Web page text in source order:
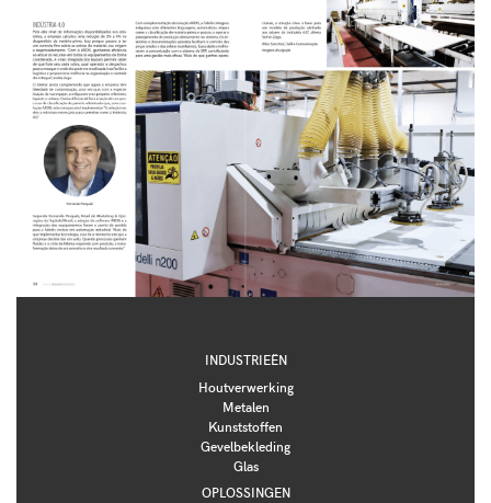
INDUSTRIEËN
Houtverwerking
Metalen
Kunststoffen
Gevelbekleding
Glas
OPLOSSINGEN